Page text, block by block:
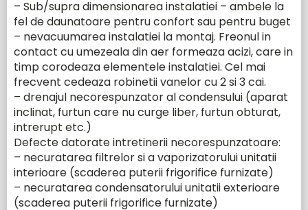
– Sub/supra dimensionarea instalatiei – ambele la
fel de daunatoare pentru confort sau pentru buget
– nevacuumarea instalatiei la montaj. Freonul in
contact cu umezeala din aer formeaza acizi, care in
timp corodeaza elementele instalatiei. Cel mai
frecvent cedeaza robinetii vanelor cu 2 si 3 cai.
– drenajul necorespunzator al condensului (aparat
inclinat, furtun care nu curge liber, furtun obturat,
intrerupt etc.)
Defecte datorate intretinerii necorespunzatoare:
– necuratarea filtrelor si a vaporizatorului unitatii
interioare (scaderea puterii frigorifice furnizate)
– necuratarea condensatorului unitatii exterioare
(scaderea puterii frigorifice furnizate)